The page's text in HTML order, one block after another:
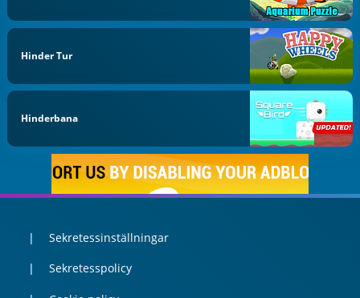
Hinder Tur
Hinderbana
Sekretessinställningar
Sekretesspolicy